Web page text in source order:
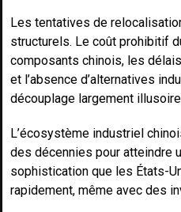
Les tentatives de
structurels. Le coût prohibitif
composants chinois, les
et l’absence d’alternatives
découplage largement
L’écosystème industriel
des décennies pour atteindre
sophistication que les États-
rapidement, même avec des